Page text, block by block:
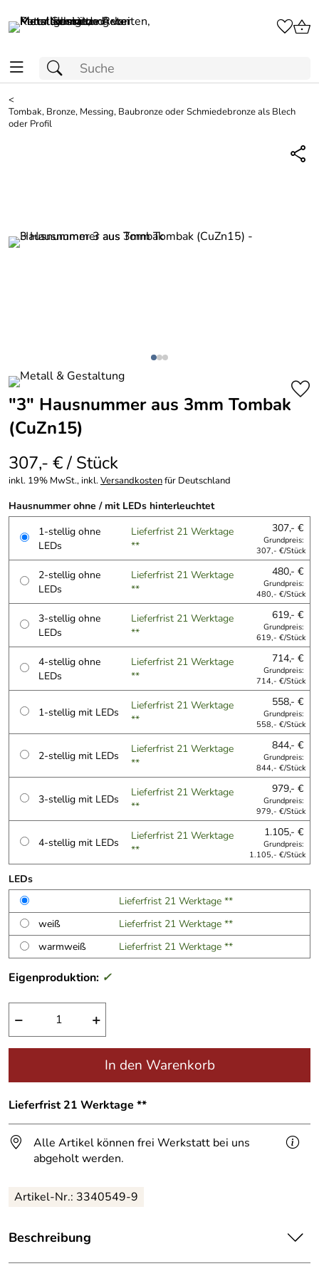
<
Tombak, Bronze, Messing, Baubronze oder Schmiedebronze als Blech
oder Profil
"3" Hausnummer aus 3mm Tombak
(CuZn15)
307,- € / Stück
inkl. 19% MwSt., inkl.Versandkostenfür Deutschland
Hausnummer ohne / mit LEDs hinterleuchtet
1-stellig ohne
LEDs
Lieferfrist 21 Werktage
**
307,- €
Grundpreis:
307,- €/Stück
2-stellig ohne
LEDs
Lieferfrist 21 Werktage
**
480,- €
Grundpreis:
480,- €/Stück
3-stellig ohne
LEDs
Lieferfrist 21 Werktage
**
619,- €
Grundpreis:
619,- €/Stück
4-stellig ohne
LEDs
Lieferfrist 21 Werktage
**
714,- €
Grundpreis:
714,- €/Stück
1-stellig mit LEDs
Lieferfrist 21 Werktage
**
558,- €
Grundpreis:
558,- €/Stück
2-stellig mit LEDs
Lieferfrist 21 Werktage
**
844,- €
Grundpreis:
844,- €/Stück
3-stellig mit LEDs
Lieferfrist 21 Werktage
**
979,- €
Grundpreis:
979,- €/Stück
4-stellig mit LEDs
Lieferfrist 21 Werktage
**
1.105,- €
Grundpreis:
1.105,- €/Stück
LEDs
Lieferfrist 21 Werktage **
weiß
Lieferfrist 21 Werktage **
warmweiß
Lieferfrist 21 Werktage **
Eigenproduktion: ✓
− +
In den Warenkorb
Lieferfrist 21 Werktage **
Alle Artikel können frei Werkstatt bei uns
abgeholt werden.
Artikel-Nr.: 3340549-9
Beschreibung
Hausnummer3 in Einzelfertigung,